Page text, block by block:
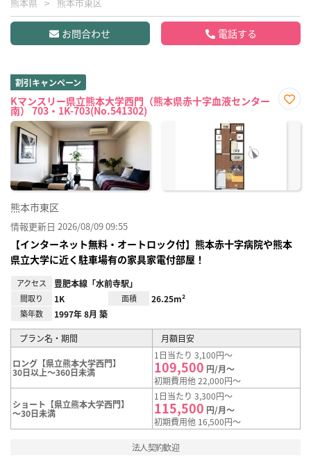
お問合わせ 電話する
割引キャンペーン
Kマンスリー県立熊本大学西門（熊本県赤十字血液センター
南） 703・1K-703(No.541302)
に入
熊本市東区
情報更新日 2026/08/09 09:55
【インターネット無料・オートロック付】熊本赤十字病院や熊本
県立大学に近く駐車場有の家具家電付部屋！
アクセス 豊肥本線「水前寺駅」
間取り 1K 面積 26.25m²
築年数 1997年 8月 築
プラン名・期間 月額目安
ロング【県立熊本大学西門】
30日以上～360日未満
1日当たり 3,100円～
109,500 円/月～
初期費用他 22,000円～
ショート【県立熊本大学西門】
～30日未満
1日当たり 3,300円～
115,500 円/月～
初期費用他 16,500円～
法人契約歓迎